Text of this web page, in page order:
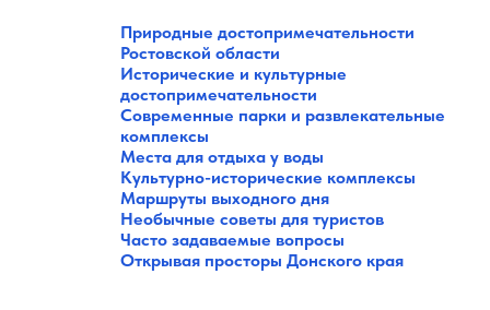
Природные достопримечательности
Ростовской области
Исторические и культурные
достопримечательности
Современные парки и развлекательные
комплексы
Места для отдыха у воды
Культурно-исторические комплексы
Маршруты выходного дня
Необычные советы для туристов
Часто задаваемые вопросы
Открывая просторы Донского края